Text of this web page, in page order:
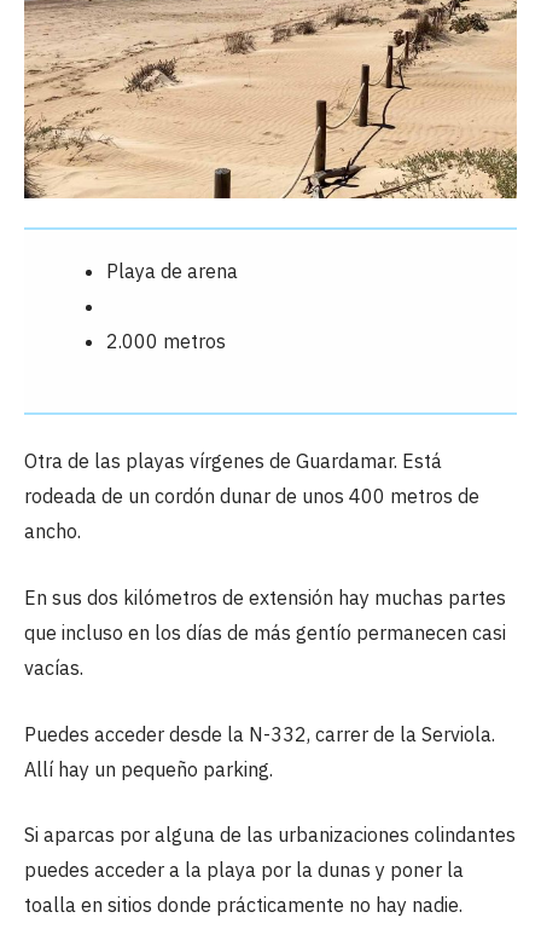
Playa de arena
2.000 metros
Otra de las playas vírgenes de Guardamar. Está
rodeada de un cordón dunar de unos 400 metros de
ancho.
En sus dos kilómetros de extensión hay muchas partes
que incluso en los días de más gentío permanecen casi
vacías.
Puedes acceder desde la N-332, carrer de la Serviola.
Allí hay un pequeño parking.
Si aparcas por alguna de las urbanizaciones colindantes
puedes acceder a la playa por la dunas y poner la
toalla en sitios donde prácticamente no hay nadie.